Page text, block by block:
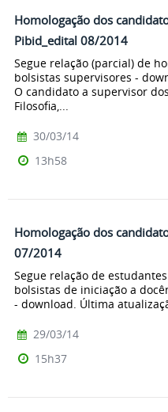
Homologação dos
Pibid_edital 08/2014
Segue relação (parcial) de
bolsistas supervisores -
O candidato a supervisor
Filosofia,...
30/03/14
13h58
Homologação dos
07/2014
Segue relação de
bolsistas de iniciação a
- download. Última
29/03/14
15h37